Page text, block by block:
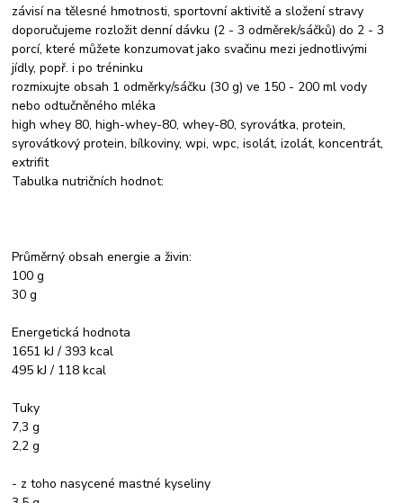
závisí na tělesné hmotnosti, sportovní aktivitě a složení stravy
doporučujeme rozložit denní dávku (2 - 3 odměrek/sáčků) do 2 - 3
porcí, které můžete konzumovat jako svačinu mezi jednotlivými
jídly, popř. i po tréninku
rozmixujte obsah 1 odměrky/sáčku (30 g) ve 150 - 200 ml vody
nebo odtučněného mléka
high whey 80, high-whey-80, whey-80, syrovátka, protein,
syrovátkový protein, bílkoviny, wpi, wpc, isolát, izolát, koncentrát,
extrifit
Tabulka nutričních hodnot:
Průměrný obsah energie a živin:
100 g
30 g
Energetická hodnota
1651 kJ / 393 kcal
495 kJ / 118 kcal
Tuky
7,3 g
2,2 g
- z toho nasycené mastné kyseliny